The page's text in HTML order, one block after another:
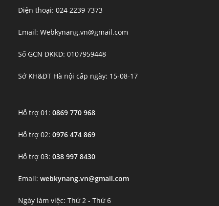
Điện thoại: 024 2239 7373
Email: Webkynang.vn@gmail.com
Số GCN ĐKKD: 0107959448
Sở KH&ĐT Hà nội cấp ngày: 15-08-17
Hỗ trợ 01:0869 770 968
Hỗ trợ 02:0976 474 869
Hỗ trợ 03:038 997 8430
Email:webkynang.vn@gmail.com
Ngày làm việc: Thứ 2 - Thứ 6